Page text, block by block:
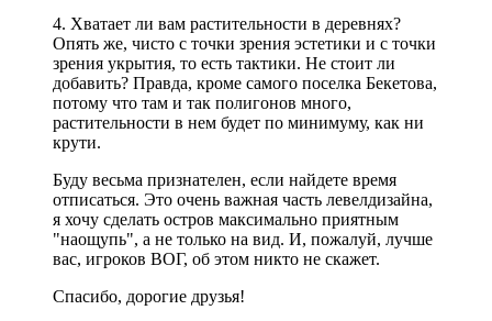
4. Хватает ли вам растительности в деревнях?
Опять же, чисто с точки зрения эстетики и с точки
зрения укрытия, то есть тактики. Не стоит ли
добавить? Правда, кроме самого поселка Бекетова,
потому что там и так полигонов много,
растительности в нем будет по минимуму, как ни
крути.
Буду весьма признателен, если найдете время
отписаться. Это очень важная часть левелдизайна,
я хочу сделать остров максимально приятным
"наощупь", а не только на вид. И, пожалуй, лучше
вас, игроков ВОГ, об этом никто не скажет.
Спасибо, дорогие друзья!